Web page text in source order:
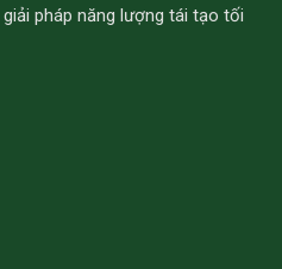
pháp năng lượng tái tạo tối